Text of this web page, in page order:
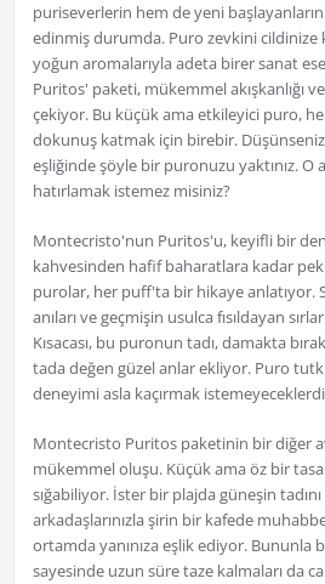
puriseverlerin hem de yeni
edinmiş durumda. Puro zevkini cildinize
yoğun aromalarıyla adeta birer sanat
Puritos' paketi, mükemmel akışkanlığı
çekiyor. Bu küçük ama etkileyici puro,
dokunuş katmak için birebir.
eşliğinde şöyle bir puronuzu yaktınız. O
hatırlamak istemez misiniz?
Montecristo'nun Puritos'u, keyifli bir
kahvesinden hafif baharatlara kadar
purolar, her puff'ta bir hikaye anlatıyor.
anıları ve geçmişin usulca fısıldayan
Kısacası, bu puronun tadı, damakta
tada değen güzel anlar ekliyor. Puro
deneyimi asla kaçırmak
Montecristo Puritos paketinin bir diğer
mükemmel oluşu. Küçük ama öz bir
sığabiliyor. İster bir plajda güneşin tadını
arkadaşlarınızla şirin bir kafede
ortamda yanınıza eşlik ediyor. Bununla
sayesinde uzun süre taze kalmaları da